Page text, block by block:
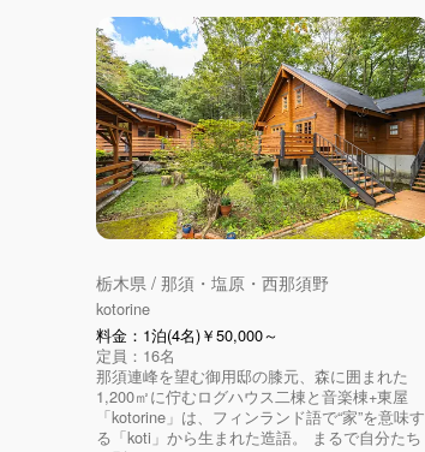
栃木県 / 那須・塩原・西那須野
kotorine
料金：1泊(4名)￥50,000～
定員：16名
那須連峰を望む御用邸の膝元、森に囲まれた
1,200㎡に佇むログハウス二棟と音楽棟+東屋
「kotorine」は、フィンランド語で“家”を意味す
る「koti」から生まれた造語。 まるで自分たち